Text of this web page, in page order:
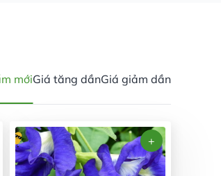
mớiGiá tăng dầnGiá giảm dần